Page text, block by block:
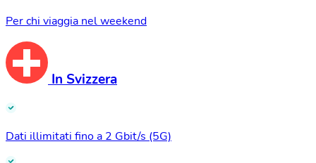
Per chi viaggia nel weekend
In Svizzera
Dati illimitati fino a 2 Gbit/s (5G)